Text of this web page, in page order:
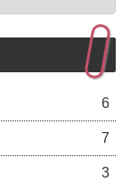
6
7
3